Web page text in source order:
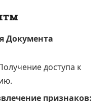
Документа
доступа к
признаков: